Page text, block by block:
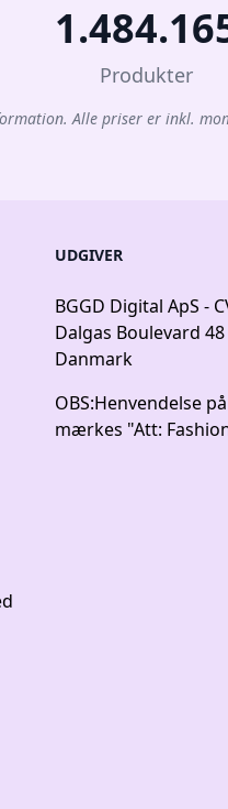
Produkter
Alle priser er inkl.
UDGIVER
BGGD Digital ApS -
Dalgas Boulevard
Danmark
OBS:Henvendelse
mærkes "Att: